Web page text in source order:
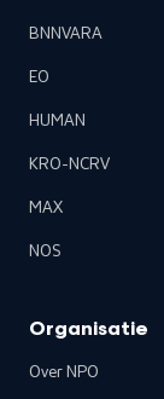
BNNVARA
EO
HUMAN
KRO-NCRV
MAX
NOS
Organisatie
Over NPO